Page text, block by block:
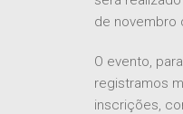
será realizado
O evento,
registramos